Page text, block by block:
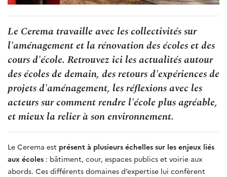
Le Cerema travaille avec les collectivités sur
l'aménagement et la rénovation des écoles et des
cours d'école. Retrouvez ici les actualités autour
des écoles de demain, des retours d'expériences de
projets d'aménagement, les réflexions avec les
acteurs sur comment rendre l'école plus agréable,
et mieux la relier à son environnement.
Le Cerema est présent à plusieurs échelles sur les enjeux liés
aux écoles : bâtiment, cour, espaces publics et voirie aux
abords. Ces différents domaines d’expertise lui confèrent